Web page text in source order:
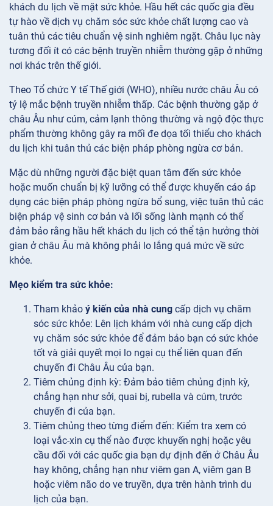
khách du lịch về mặt sức khỏe. Hầu hết các quốc gia đều
tự hào về dịch vụ chăm sóc sức khỏe chất lượng cao và
tuân thủ các tiêu chuẩn vệ sinh nghiêm ngặt. Châu lục này
tương đối ít có các bệnh truyền nhiễm thường gặp ở những
nơi khác trên thế giới.
Theo Tổ chức Y tế Thế giới (WHO), nhiều nước châu Âu có
tỷ lệ mắc bệnh truyền nhiễm thấp. Các bệnh thường gặp ở
châu Âu như cúm, cảm lạnh thông thường và ngộ độc thực
phẩm thường không gây ra mối đe dọa tối thiểu cho khách
du lịch khi tuân thủ các biện pháp phòng ngừa cơ bản.
Mặc dù những người đặc biệt quan tâm đến sức khỏe
hoặc muốn chuẩn bị kỹ lưỡng có thể được khuyến cáo áp
dụng các biện pháp phòng ngừa bổ sung, việc tuân thủ các
biện pháp vệ sinh cơ bản và lối sống lành mạnh có thể
đảm bảo rằng hầu hết khách du lịch có thể tận hưởng thời
gian ở châu Âu mà không phải lo lắng quá mức về sức
khỏe.
Mẹo kiểm tra sức khỏe:
Tham khảo ý kiến của nhà cung cấp dịch vụ chăm
sóc sức khỏe: Lên lịch khám với nhà cung cấp dịch
vụ chăm sóc sức khỏe để đảm bảo bạn có sức khỏe
tốt và giải quyết mọi lo ngại cụ thể liên quan đến
chuyến đi Châu Âu của bạn.
Tiêm chủng định kỳ: Đảm bảo tiêm chủng định kỳ,
chẳng hạn như sởi, quai bị, rubella và cúm, trước
chuyến đi của bạn.
Tiêm chủng theo từng điểm đến: Kiểm tra xem có
loại vắc-xin cụ thể nào được khuyến nghị hoặc yêu
cầu đối với các quốc gia bạn dự định đến ở Châu Âu
hay không, chẳng hạn như viêm gan A, viêm gan B
hoặc viêm não do ve truyền, dựa trên hành trình du
lịch của bạn.